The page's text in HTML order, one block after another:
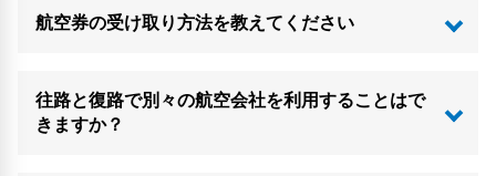
航空券の受け取り方法を教えてください
往路と復路で別々の航空会社を利用することはで
きますか？